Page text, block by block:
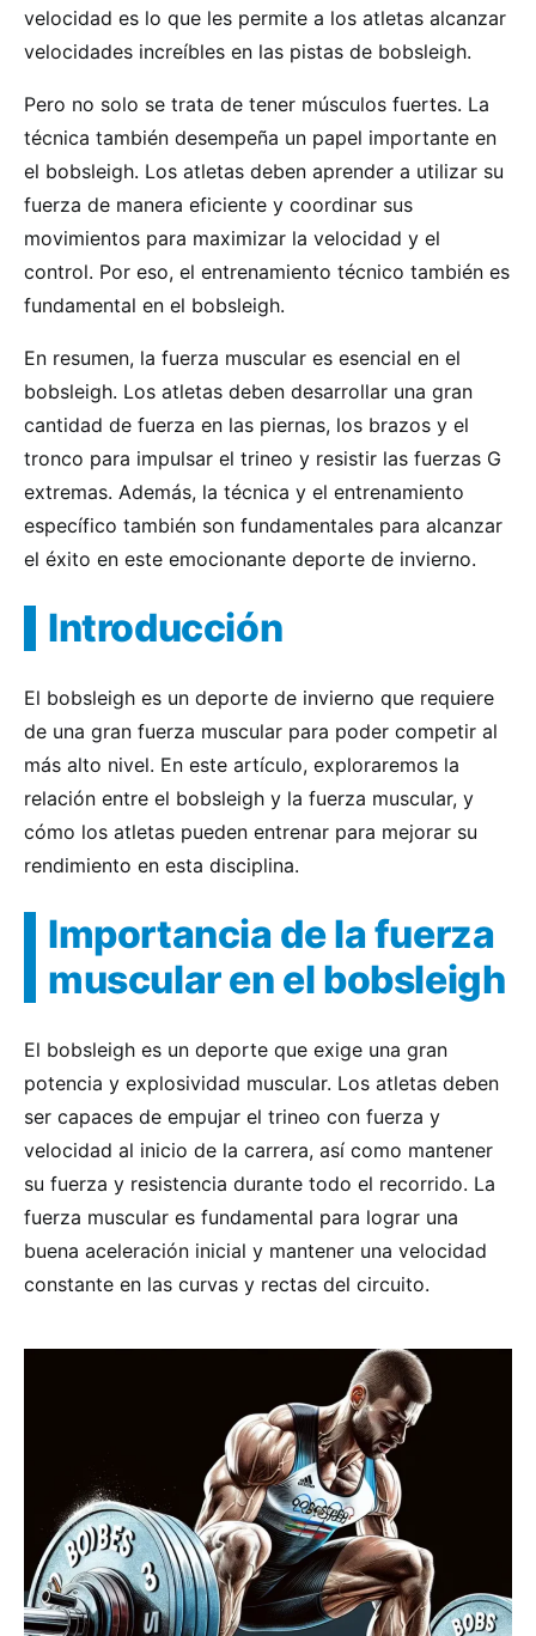
velocidad es lo que les permite a los atletas alcanzar
velocidades increíbles en las pistas de bobsleigh.
Pero no solo se trata de tener músculos fuertes. La
técnica también desempeña un papel importante en
el bobsleigh. Los atletas deben aprender a utilizar su
fuerza de manera eficiente y coordinar sus
movimientos para maximizar la velocidad y el
control. Por eso, el entrenamiento técnico también es
fundamental en el bobsleigh.
En resumen, la fuerza muscular es esencial en el
bobsleigh. Los atletas deben desarrollar una gran
cantidad de fuerza en las piernas, los brazos y el
tronco para impulsar el trineo y resistir las fuerzas G
extremas. Además, la técnica y el entrenamiento
específico también son fundamentales para alcanzar
el éxito en este emocionante deporte de invierno.
Introducción
El bobsleigh es un deporte de invierno que requiere
de una gran fuerza muscular para poder competir al
más alto nivel. En este artículo, exploraremos la
relación entre el bobsleigh y la fuerza muscular, y
cómo los atletas pueden entrenar para mejorar su
rendimiento en esta disciplina.
Importancia de la fuerza
muscular en el bobsleigh
El bobsleigh es un deporte que exige una gran
potencia y explosividad muscular. Los atletas deben
ser capaces de empujar el trineo con fuerza y
velocidad al inicio de la carrera, así como mantener
su fuerza y resistencia durante todo el recorrido. La
fuerza muscular es fundamental para lograr una
buena aceleración inicial y mantener una velocidad
constante en las curvas y rectas del circuito.